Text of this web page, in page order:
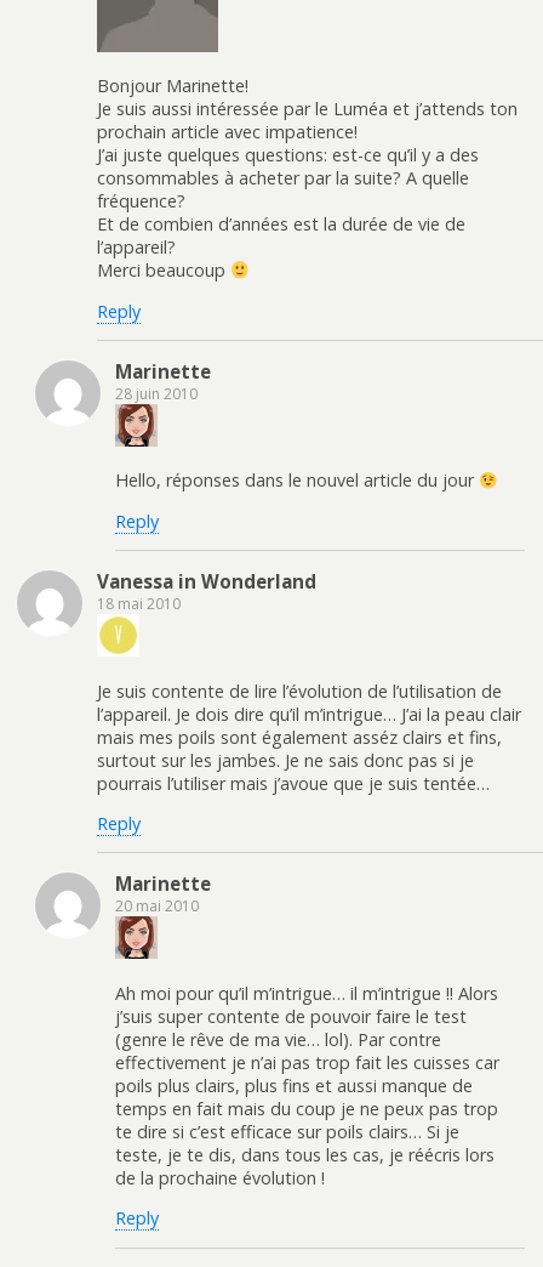
Bonjour Marinette!
Je suis aussi intéressée par le Luméa et j’attends ton
prochain article avec impatience!
J’ai juste quelques questions: est-ce qu’il y a des
consommables à acheter par la suite? A quelle
fréquence?
Et de combien d’années est la durée de vie de
l’appareil?
Merci beaucoup
Reply
Marinette
28 juin 2010
Hello, réponses dans le nouvel article du jour
Reply
Vanessa in Wonderland
18 mai 2010
Je suis contente de lire l’évolution de l’utilisation de
l’appareil. Je dois dire qu’il m’intrigue… J’ai la peau clair
mais mes poils sont également asséz clairs et fins,
surtout sur les jambes. Je ne sais donc pas si je
pourrais l’utiliser mais j’avoue que je suis tentée…
Reply
Marinette
20 mai 2010
Ah moi pour qu’il m’intrigue… il m’intrigue !! Alors
j’suis super contente de pouvoir faire le test
(genre le rêve de ma vie… lol). Par contre
effectivement je n’ai pas trop fait les cuisses car
poils plus clairs, plus fins et aussi manque de
temps en fait mais du coup je ne peux pas trop
te dire si c’est efficace sur poils clairs… Si je
teste, je te dis, dans tous les cas, je réécris lors
de la prochaine évolution !
Reply